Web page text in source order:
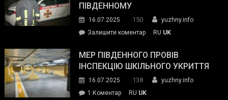
силових
та
органів:
«Наш
спільний
ПІВДЕННОМУ
16.07.2025 150
yuzhny.info
Залишити коментарon
ДСНС
власноруч
пожежу
у
RU UK
МЕР ПІВДЕННОГО ПРОВІВ
ІНСПЕКЦІЮ ШКІЛЬНОГО УКРИТТЯ
16.07.2025 138
yuzhny.info
1 Коментардо RU UK